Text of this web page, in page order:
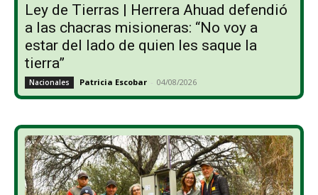
Ley de Tierras | Herrera Ahuad defendió
a las chacras misioneras: “No voy a
estar del lado de quien les saque la
tierra”
Nacionales Patricia Escobar - 04/08/2026